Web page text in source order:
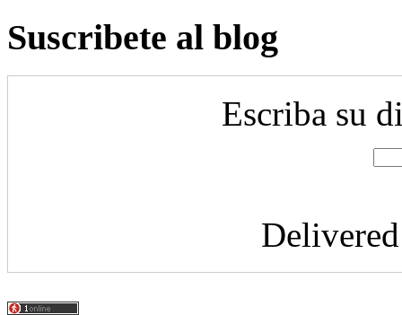
Suscribete al blog
Escriba su